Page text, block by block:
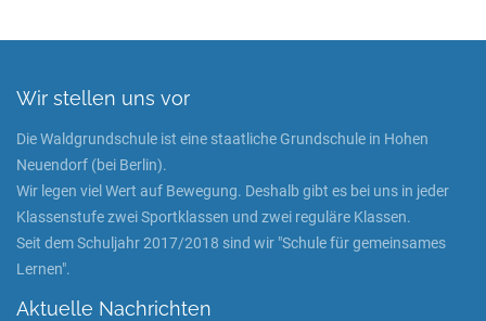
Wir stellen uns vor
Die Waldgrundschule ist eine staatliche Grundschule in Hohen
Neuendorf (bei Berlin).
Wir legen viel Wert auf Bewegung. Deshalb gibt es bei uns in jeder
Klassenstufe zwei Sportklassen und zwei reguläre Klassen.
Seit dem Schuljahr 2017/2018 sind wir "Schule für gemeinsames
Lernen".
Aktuelle Nachrichten